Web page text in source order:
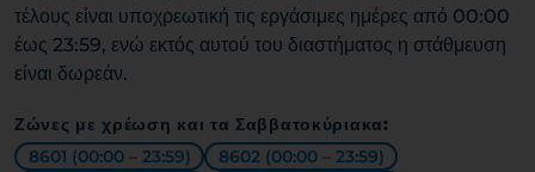
τέλους είναι υποχρεωτική τις εργάσιμες ημέρες από 00:00
έως 23:59, ενώ εκτός αυτού του διαστήματος η στάθμευση
είναι δωρεάν.
Ζώνες με χρέωση και τα Σαββατοκύριακα:
8601 (00:00 – 23:59)
8602 (00:00 – 23:59)